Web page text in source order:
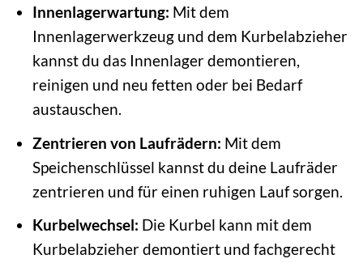
Innenlagerwartung: Mit dem
Innenlagerwerkzeug und dem Kurbelabzieher
kannst du das Innenlager demontieren,
reinigen und neu fetten oder bei Bedarf
austauschen.
Zentrieren von Laufrädern: Mit dem
Speichenschlüssel kannst du deine Laufräder
zentrieren und für einen ruhigen Lauf sorgen.
Kurbelwechsel: Die Kurbel kann mit dem
Kurbelabzieher demontiert und fachgerecht